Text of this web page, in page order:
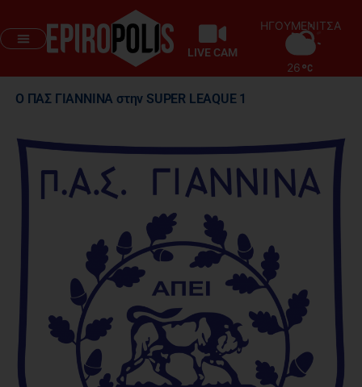
LIVE CAM
ΗΓΟΥΜΕΝΙΤΣΑ
26
Ο ΠΑΣ ΓΙΑΝΝΙΝΑ στην SUPER LEAQUE 1